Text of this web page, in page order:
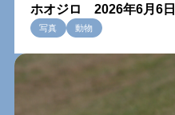
ホオジロ 2026年6月6
写真 動物